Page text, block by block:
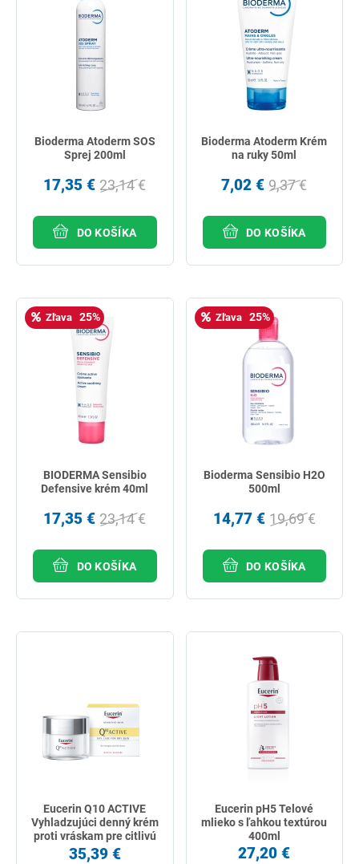
Bioderma Atoderm SOS
Sprej 200ml
17,35 € 23,14 €
DO KOŠÍKA
Bioderma Atoderm Krém
na ruky 50ml
7,02 € 9,37 €
DO KOŠÍKA
Zľava 25%
BIODERMA Sensibio
Defensive krém 40ml
17,35 € 23,14 €
DO KOŠÍKA
Zľava 25%
Bioderma Sensibio H2O
500ml
14,77 € 19,69 €
DO KOŠÍKA
Eucerin Q10 ACTIVE
Vyhladzujúci denný krém
proti vráskam pre citlivú
pleť 50ml
35,39 €
Eucerin pH5 Telové
mlieko s ľahkou textúrou
400ml
27,20 €